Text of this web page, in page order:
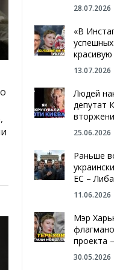
28.07.2026
«В
13.07.2026
Людей
депутат
25.06.2026
Раньше
ЕС –
11.06.2026
Мэр
проекта
30.05.2026